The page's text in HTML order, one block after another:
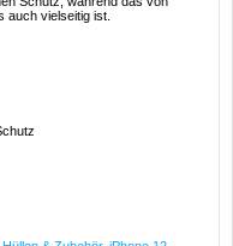
auch vielseitig ist.